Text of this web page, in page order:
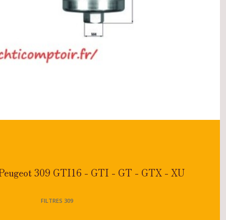
309 GTI16 - GTI - GT - GTX - XU
FILTRES 309